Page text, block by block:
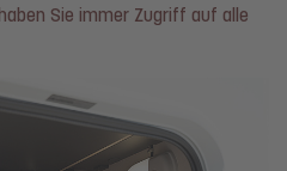
Sie immer Zugriff auf alle